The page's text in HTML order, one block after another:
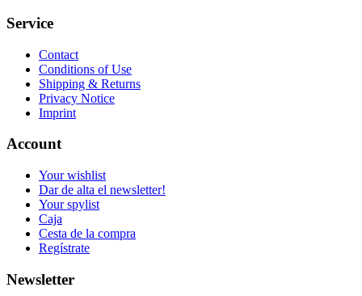
Service
Contact
Conditions of Use
Shipping & Returns
Privacy Notice
Imprint
Account
Your wishlist
Dar de alta el newsletter!
Your spylist
Caja
Cesta de la compra
Regístrate
Newsletter